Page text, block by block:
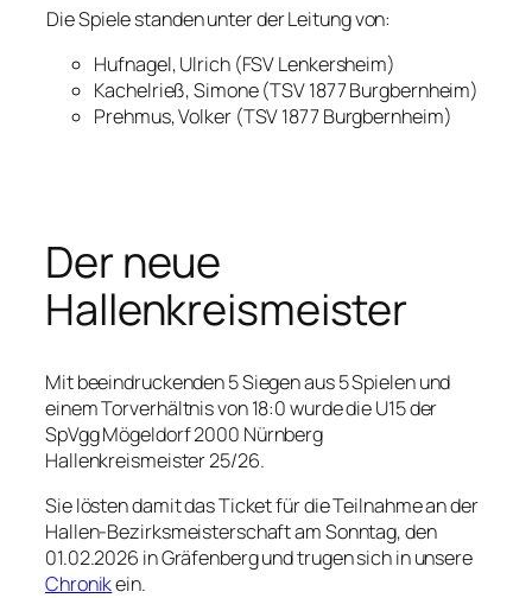
Die Spiele standen unter der Leitung von:
Hufnagel, Ulrich (FSV Lenkersheim)
Kachelrieß, Simone (TSV 1877 Burgbernheim)
Prehmus, Volker (TSV 1877 Burgbernheim)
Der neue
Hallenkreismeister
Mit beeindruckenden 5 Siegen aus 5 Spielen und
einem Torverhältnis von 18:0 wurde die U15 der
SpVgg Mögeldorf 2000 Nürnberg
Hallenkreismeister 25/26.
Sie lösten damit das Ticket für die Teilnahme an der
Hallen-Bezirksmeisterschaft am Sonntag, den
01.02.2026 in Gräfenberg und trugen sich in unsere
Chronikein.